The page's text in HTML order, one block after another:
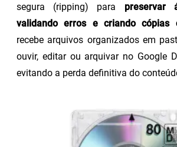
segura (ripping) para preservar
validando erros e criando cópias
recebe arquivos organizados em
ouvir, editar ou arquivar no Google
evitando a perda definitiva do